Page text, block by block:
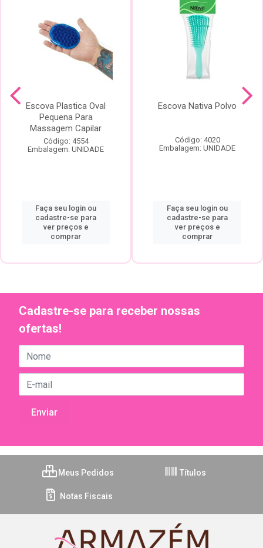
Escova Plastica Oval
Pequena Para
Massagem Capilar
Código: 4554
Embalagem: UNIDADE
Faça seu login ou
cadastre-se para
ver preços e
comprar
Escova Nativa Polvo
Código: 4020
Embalagem: UNIDADE
Faça seu login ou
cadastre-se para
ver preços e
comprar
Cadastre-se para receber nossas
ofertas!
Meus Pedidos Títulos
Notas Fiscais